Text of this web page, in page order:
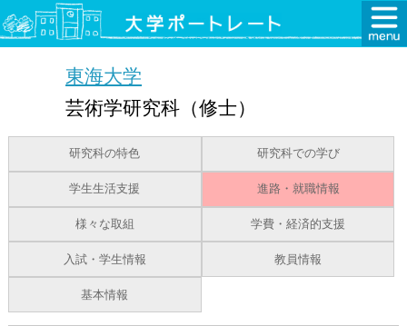
東海大学
芸術学研究科（修士）
研究科の特色 研究科での学び
学生生活支援 進路・就職情報
様々な取組 学費・経済的支援
入試・学生情報 教員情報
基本情報